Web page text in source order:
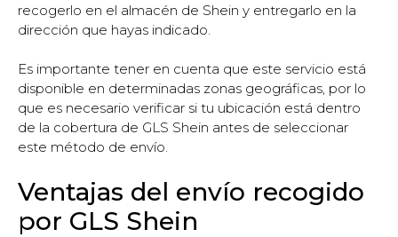
recogerlo en el almacén de Shein y entregarlo en la
dirección que hayas indicado.
Es importante tener en cuenta que este servicio está
disponible en determinadas zonas geográficas, por lo
que es necesario verificar si tu ubicación está dentro
de la cobertura de GLS Shein antes de seleccionar
este método de envío.
Ventajas del envío recogido
por GLS Shein